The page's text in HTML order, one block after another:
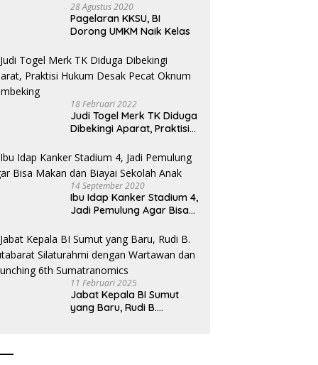
28 Agustus 2020
Pagelaran KKSU, BI
Dorong UMKM Naik Kelas
18 Februari 2022
Judi Togel Merk TK Diduga
Dibekingi Aparat, Praktisi
Oknum Pembeking
14 September 2020
Ibu Idap Kanker Stadium 4,
Jadi Pemulung Agar Bisa
Anak
11 Februari 2025
Jabat Kepala BI Sumut
yang Baru, Rudi B.